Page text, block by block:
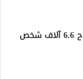
المنظمة الدولية للهجرة: نزوح 6.6 آلاف شخص